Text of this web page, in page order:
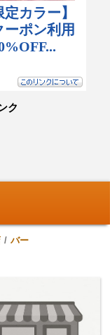
ク
/ バー